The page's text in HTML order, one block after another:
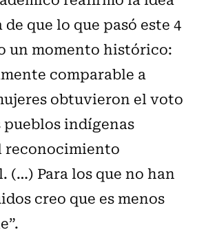
que lo que pasó este 4
un momento histórico:
comparable a
obtuvieron el voto
pueblos indígenas
reconocimiento
Para los que no han
creo que es menos